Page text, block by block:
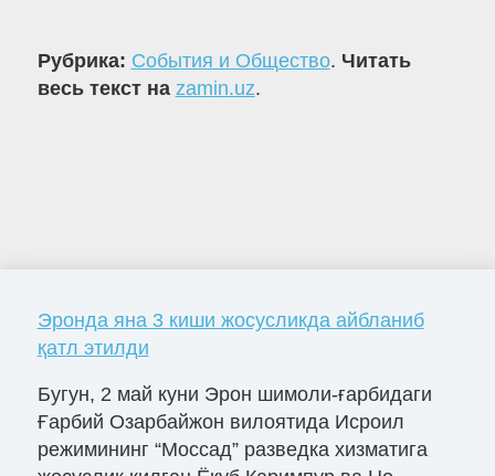
Рубрика: События и Общество. Читать
весь текст на zamin.uz.
Эронда яна 3 киши жосусликда айбланиб
қатл этилди
Бугун, 2 май куни Эрон шимоли-ғарбидаги
Ғарбий Озарбайжон вилоятида Исроил
режимининг “Моссад” разведка хизматига